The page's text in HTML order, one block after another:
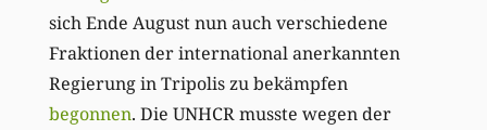
sich Ende August nun auch verschiedene
Fraktionen der international anerkannten
Regierung in Tripolis zu bekämpfen
begonnen. Die UNHCR musste wegen der